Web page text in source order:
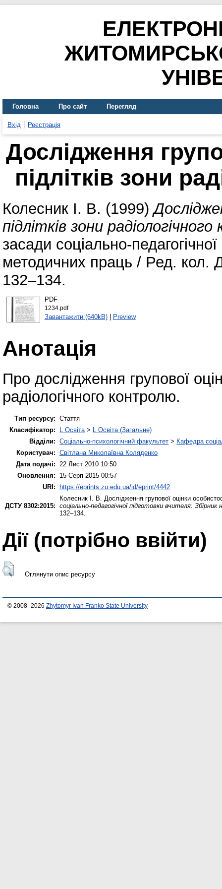
Головна Про сайт Перегляд
Вхід Реєстрація
Дослідження
підлітків зони
Колесник І. В. (1999)
підлітків зони
засади соціально-
методичних праць / Ред.
132–134.
PDF
1234.pdf
Завантажити (640kB)| Preview
Анотація
Про дослідження групової
радіологічного контролю.
Тип ресурсу: Стаття
Класифікатор:
L Освіта > L Освіта (Загальне)
Відділи: Соціально-психологічний факультет > Кафедра
Користувач: Світлана Миколаївна Коляденко
Дата подачі:
22 Лист 2010 10:50
Оновлення:
15 Серп 2015 00:57
URI: https://eprints.zu.edu.ua/id/eprint/4442
ДСТУ 8302:2015:
Колесник І. В.
Дослідження групової оцінки
соціально-педагогічної підготовки вчителя:
132–134.
Дії ​​(потрібно ввійти)
Оглянути опис ресурсу
© 2008–2026 Zhytomyr Ivan Franko State University